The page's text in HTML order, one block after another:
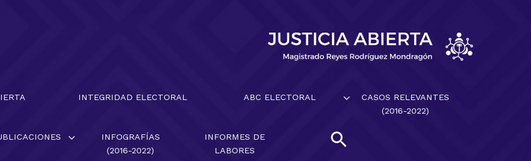
INTEGRIDAD ELECTORAL ABC ELECTORAL
CASOS RELEVANTES
(2016-2022)
INFOGRAFÍAS
(2016-2022)
INFORMES DE
LABORES